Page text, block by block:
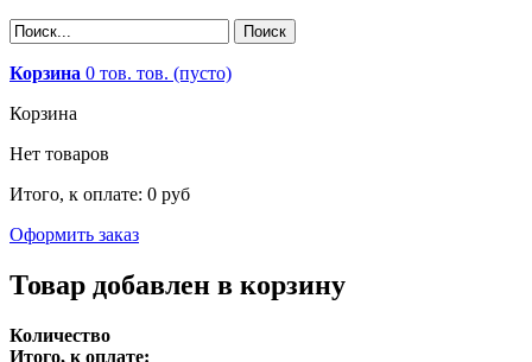
Корзина 0 тов. тов. (пусто)
Корзина
Нет товаров
Итого, к оплате: 0 руб
Оформить заказ
Товар добавлен в корзину
Количество
Итого, к оплате: